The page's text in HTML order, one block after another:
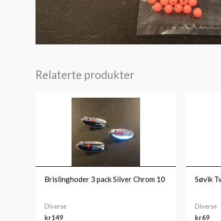
Relaterte produkter
Brislinghoder 3 pack Silver Chrom 10
Diverse
kr149
Søvik
Diverse
kr69